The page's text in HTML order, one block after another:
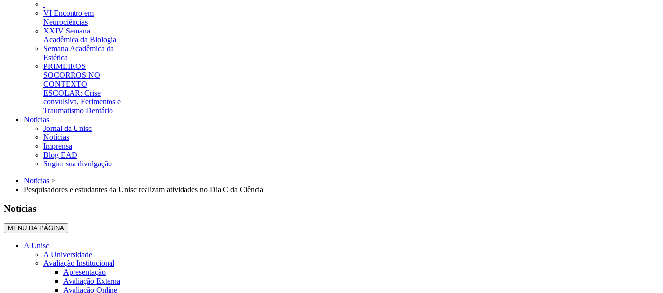
VI Encontro em
Neurociências
XXIV Semana
Acadêmica da Biologia
Semana Acadêmica da
Estética
PRIMEIROS
SOCORROS NO
CONTEXTO
ESCOLAR: Crise
convulsiva, Ferimentos e
Traumatismo Dentário
Notícias
Jornal da Unisc
Notícias
Imprensa
Blog EAD
Sugira sua divulgação
Notícias >
Pesquisadores e estudantes da Unisc realizam atividades no Dia C da Ciência
Notícias
MENU DA PÁGINA
A Unisc
A Universidade
Avaliação Institucional
Apresentação
Avaliação Externa
Avaliação Online